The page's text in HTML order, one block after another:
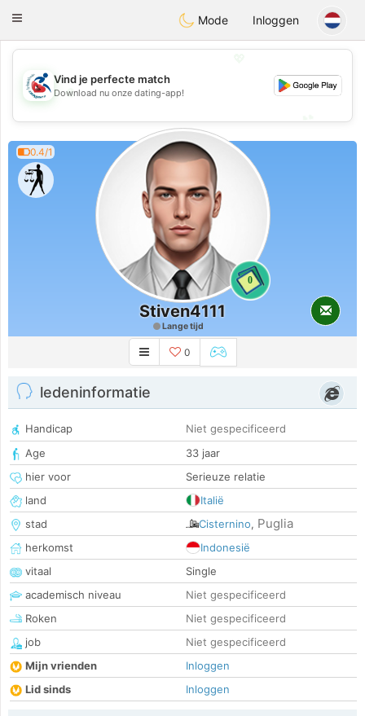
Handi Space
Toggle
Mode Inloggen
💖
💕
Vind je perfecte match
Download nu onze dating-app!
0.4/1
0
Stiven4111
Lange tijd
0
ledeninformatie
Handicap
Niet gespecificeerd
Age
33 jaar
hier voor
Serieuze relatie
land
Italië
stad
Cisternino, Puglia
herkomst
Indonesië
vitaal
Single
academisch niveau
Niet gespecificeerd
Roken
Niet gespecificeerd
job
Niet gespecificeerd
Mijn vrienden
Inloggen
Lid sinds
Inloggen